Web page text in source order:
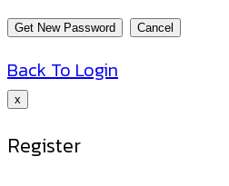
Back To Login
x
Register